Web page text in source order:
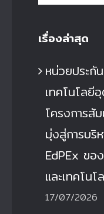
for:
เรื่องล่าสุด
หน่วยประ
เทคโนโลยี
โครงการสั
มุ่งสู่การบริ
EdPEx ขอ
และเทคโนโ
17/07/2026